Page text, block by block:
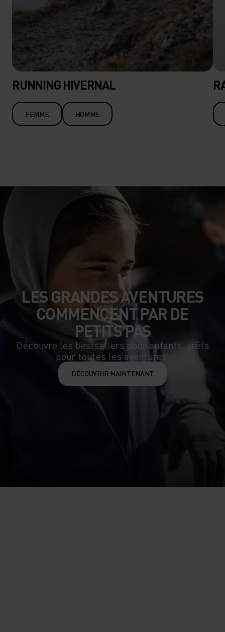
RUNNING HIVERNAL
FEMME HOMME
LES GRANDES AVENTURES
COMMENCENT PAR DE
PETITS PAS
Découvre les bestsellers pour enfants, prêts
pour toutes les aventures.
DÉCOUVRIR MAINTENANT